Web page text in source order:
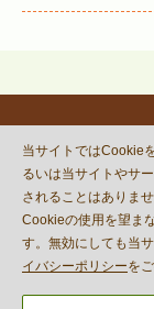
©
当サイトではCookie
るいは当サイトやサ
されることはありませ
Cookieの使用を望ま
す。無効にしても当
イバシーポリシーを